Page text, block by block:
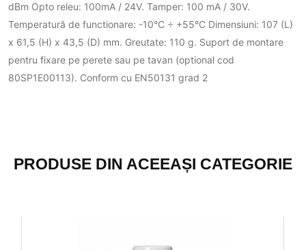
dBm Opto releu: 100mA / 24V. Tamper: 100 mA / 30V.
Temperatură de functionare: -10°C ÷ +55°C Dimensiuni: 107 (L)
x 61,5 (H) x 43,5 (D) mm. Greutate: 110 g. Suport de montare
pentru fixare pe perete sau pe tavan (optional cod
80SP1E00113). Conform cu EN50131 grad 2
PRODUSE DIN ACEEAȘI CATEGORIE